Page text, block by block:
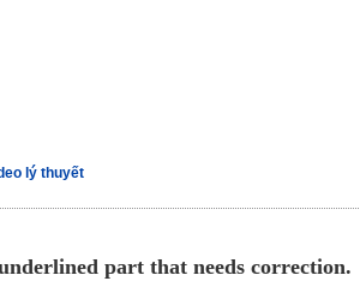
lý thuyết
part that needs correction.